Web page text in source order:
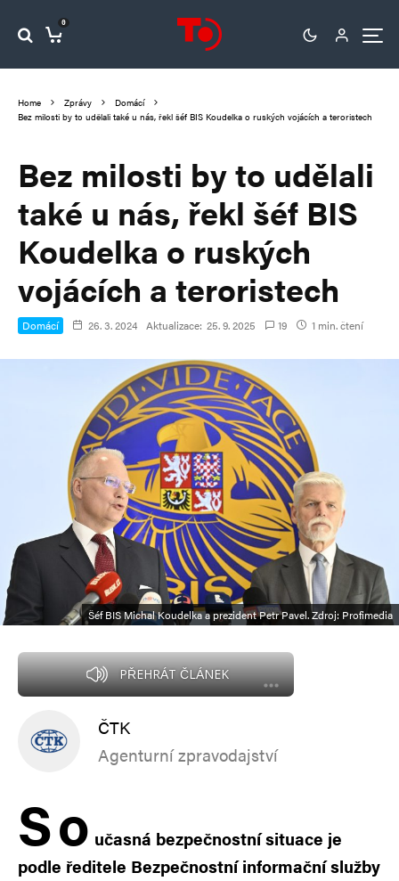
0
Home Zprávy
Domácí
Bez milosti by to udělali také u nás, řekl šéf BIS Koudelka o ruských vojácích a teroristech
Bez milosti by to udělali
také u nás, řekl šéf BIS
Koudelka o ruských
vojácích a teroristech
Domácí 26. 3. 2024 Aktualizace: 25. 9. 2025 19 1 min. čtení
Šéf BIS Michal Koudelka a prezident Petr Pavel. Zdroj: Profimedia
PŘEHRÁT ČLÁNEK
ČTK
Agenturní zpravodajství
So učasná bezpečnostní situace je
podle ředitele Bezpečnostní informační služby